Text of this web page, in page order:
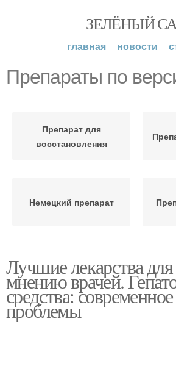
ЗЕЛЁНЫЙ
главная новости
Препараты по
Препарат для
восстановления
Немецкий препарат
препараты
Лучшие лекарства
мнению врачей.
средства:
проблемы